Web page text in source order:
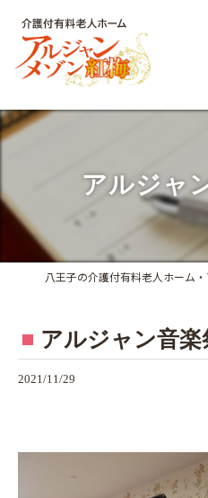
アルジャ
アルジャン音楽
2021/11/29